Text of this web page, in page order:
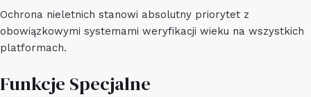
Ochrona nieletnich stanowi absolutny priorytet z
obowiązkowymi systemami weryfikacji wieku na wszystkich
platformach.
Funkcje Specjalne